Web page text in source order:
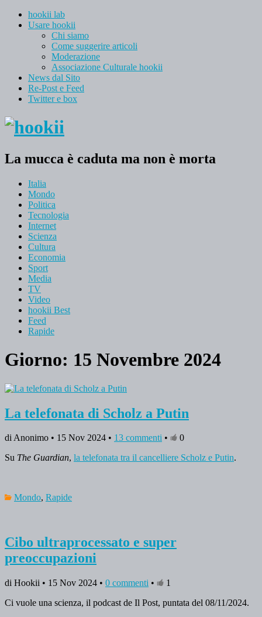
hookii lab
Usare hookii
Chi siamo
Come suggerire articoli
Moderazione
Associazione Culturale hookii
News dal Sito
Re-Post e Feed
Twitter e box
La mucca è caduta ma non è morta
Italia
Mondo
Politica
Tecnologia
Internet
Scienza
Cultura
Economia
Sport
Media
TV
Video
hookii Best
Feed
Rapide
Giorno: 15 Novembre 2024
La telefonata di Scholz a Putin
di Anonimo • 15 Nov 2024 • 13 commenti •
0
Su The Guardian, la telefonata tra il cancelliere Scholz e Putin.
Mondo, Rapide
Cibo ultraprocessato e super
preoccupazioni
di Hookii • 15 Nov 2024 • 0 commenti •
1
Ci vuole una scienza, il podcast de Il Post, puntata del 08/11/2024.